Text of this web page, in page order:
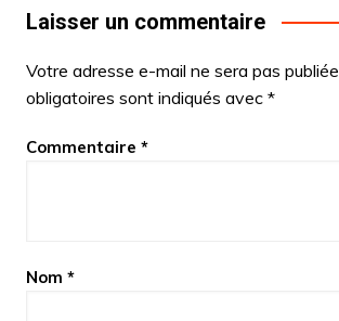
Laisser un commentaire
Votre adresse e-mail ne sera pas publiée.
obligatoires sont indiqués avec *
Commentaire *
Nom *